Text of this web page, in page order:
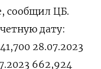
сообщил ЦБ.
дату:
28.07.2023
662,924